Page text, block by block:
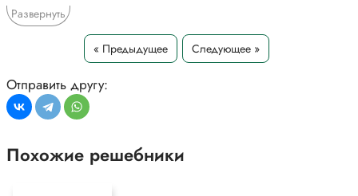
Алфавит Паскаля включает:
латинские буквы от a до z (строчные и заглавные)
разделители: запятая, точка с запятой, точка, двоеточие, апостроф,
кавычки, скобки, символ < Пробел >
знаки арифметических действий: + (сложение), - (вычитание), *
(умножение), / (деление)
или равно), < = (меньше или равно), < > (не равно), = (равно)
спецификаторы: ^ # $
Развернуть
« Предыдущее Следующее »
Отправить другу:
Похожие решебники